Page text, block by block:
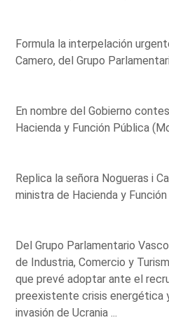
Formula la interpelación
Camero, del Grupo
En nombre del Gobierno
Hacienda y Función Pública
Replica la señora Nogueras i
ministra de Hacienda y Función
Del Grupo Parlamentario
de Industria, Comercio y
que prevé adoptar ante el
preexistente crisis energética
invasión de Ucrania ...